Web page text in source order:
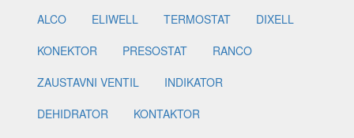
ALCO
ELIWELL TERMOSTAT
DIXELL
KONEKTOR
PRESOSTAT
RANCO
ZAUSTAVNI VENTIL
INDIKATOR
DEHIDRATOR
KONTAKTOR